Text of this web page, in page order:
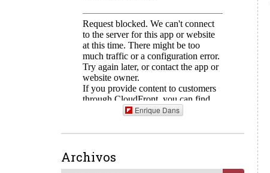
Enrique Dans
Archivos